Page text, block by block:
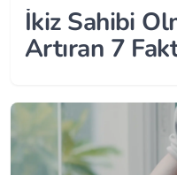
İkiz Sahibi
Artıran 7